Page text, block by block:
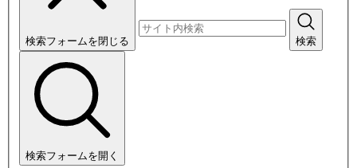
検索フォームを閉じる 検索
検索フォームを開く